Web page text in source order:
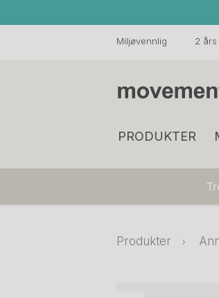
Miljøvennlig 2
PRODUKTER
Produkter